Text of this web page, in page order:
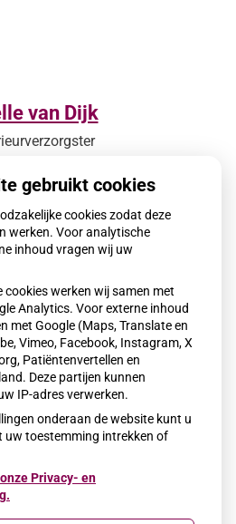
van Dijk
Maraj
voorraadbeheer
gebruikt cookies
cookies zodat deze
werken. Voor analytische
inhoud vragen wij uw
cookies werken wij samen met
Analytics. Voor externe inhoud
met Google (Maps, Translate en
Vimeo, Facebook, Instagram, X
Patiëntenvertellen en
Deze partijen kunnen
IP-adres verwerken.
onderaan de website kunt u
uw toestemming intrekken of
Privacy- en